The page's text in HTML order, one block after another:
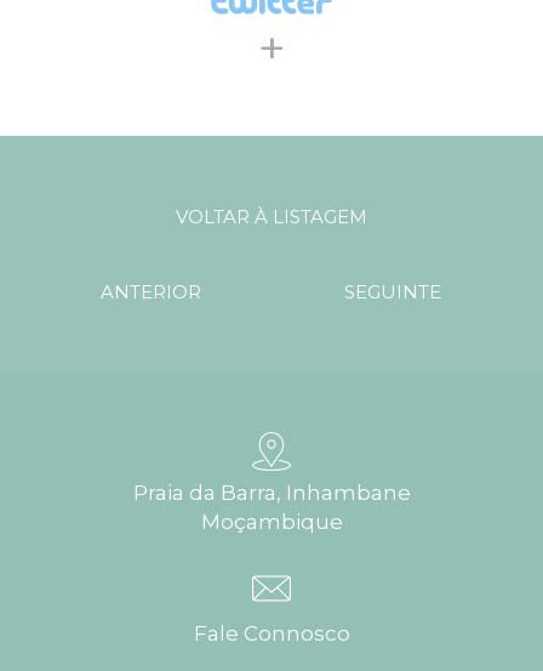
+
VOLTAR À LISTAGEM
SEGUINTE
ANTERIOR
Praia da Barra, Inhambane
Moçambique
Fale Connosco